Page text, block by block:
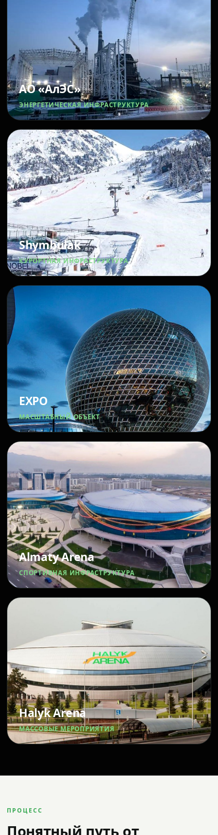
АО «АлЭС»
ЭНЕРГЕТИЧЕСКАЯ ИНФРАСТРУКТУРА
Shymbulak
КУРОРТНАЯ ИНФРАСТРУКТУРА
EXPO
МАСШТАБНЫЙ ОБЪЕКТ
Almaty Arena
СПОРТИВНАЯ ИНФРАСТРУКТУРА
Halyk Arena
МАССОВЫЕ МЕРОПРИЯТИЯ
ПРОЦЕСС
Понятный путь от